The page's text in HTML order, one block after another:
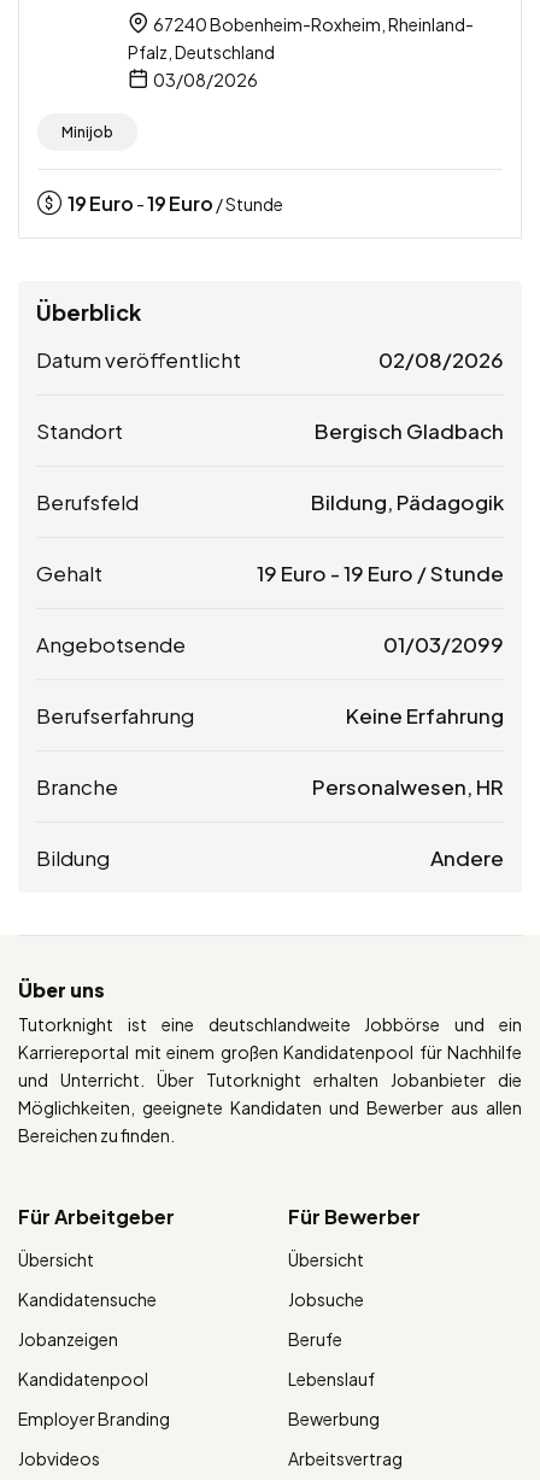
67240 Bobenheim-Roxheim, Rheinland-
Pfalz, Deutschland
03/08/2026
Minijob
19Euro -19Euro / Stunde
Überblick
Datum veröffentlicht 02/08/2026
Standort Bergisch Gladbach
Berufsfeld Bildung, Pädagogik
Gehalt 19 Euro -19 Euro / Stunde
Angebotsende 01/03/2099
Berufserfahrung Keine Erfahrung
Branche Personalwesen, HR
Bildung Andere
Über uns
Tutorknight ist eine deutschlandweite Jobbörse und ein
Karriereportal mit einem großen Kandidatenpool für Nachhilfe
und Unterricht. Über Tutorknight erhalten Jobanbieter die
Möglichkeiten, geeignete Kandidaten und Bewerber aus allen
Bereichen zu finden.
Für Arbeitgeber
Übersicht
Kandidatensuche
Jobanzeigen
Kandidatenpool
Employer Branding
Jobvideos
Für Bewerber
Übersicht
Jobsuche
Berufe
Lebenslauf
Bewerbung
Arbeitsvertrag